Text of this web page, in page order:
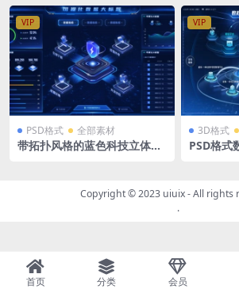
挥中心PSD格式
VIP
PSD格式 全部素材
带拓扑风格的蓝色科技立体数
VIP
3D格式
PSD格式
Copyright © 2023 uiuix- All rights
.
首页 分类 会员